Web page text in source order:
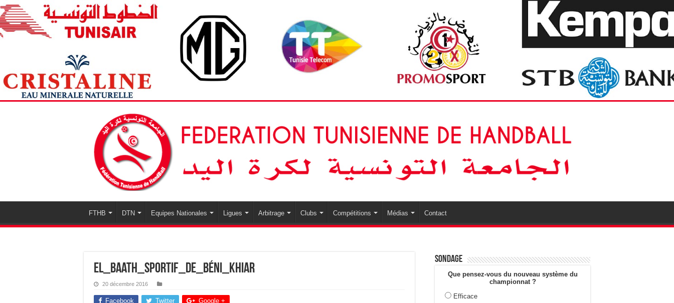
FTHB DTN Equipes Nationales Ligues Arbitrage Clubs Compétitions Médias Contact
El_Baath_sportif_de_Béni_Khiar
20 décembre 2016
Facebook Twitter Google +
Sondage
Que pensez-vous du nouveau système du
championnat ?
Efficace